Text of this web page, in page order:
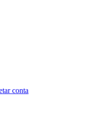
conta